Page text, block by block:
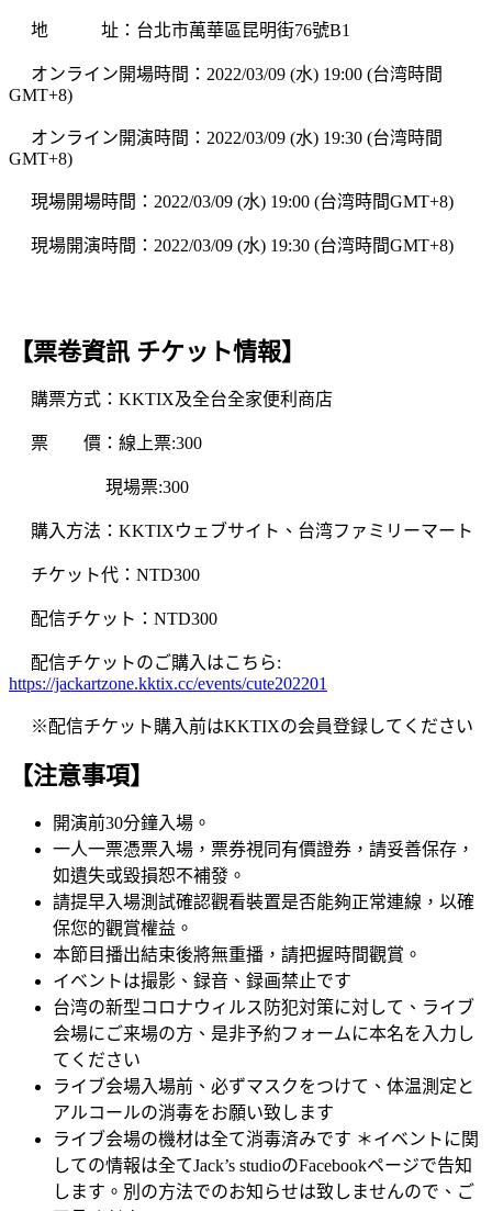
地 址：台北市萬華區昆明街76號B1
オンライン開場時間：2022/03/09 (水) 19:00 (台湾時間
GMT+8)
オンライン開演時間：2022/03/09 (水) 19:30 (台湾時間
GMT+8)
現場開場時間：2022/03/09 (水) 19:00 (台湾時間GMT+8)
現場開演時間：2022/03/09 (水) 19:30 (台湾時間GMT+8)
【票卷資訊 チケット情報】
購票方式：KKTIX及全台全家便利商店
票 價：線上票:300
現場票:300
購入方法：KKTIXウェブサイト、台湾ファミリーマート
チケット代：NTD300
配信チケット：NTD300
配信チケットのご購入はこちら:
https://jackartzone.kktix.cc/events/cute202201
※配信チケット購入前はKKTIXの会員登録してください
【注意事項】
開演前30分鐘入場。
一人一票憑票入場，票券視同有價證券，請妥善保存，
如遺失或毀損恕不補發。
請提早入場測試確認觀看裝置是否能夠正常連線，以確
保您的觀賞權益。
本節目播出結束後將無重播，請把握時間觀賞。
イベントは撮影、録音、録画禁止です
台湾の新型コロナウィルス防犯対策に対して、ライブ
会場にご来場の方、是非予約フォームに本名を入力し
てください
ライブ会場入場前、必ずマスクをつけて、体温測定と
アルコールの消毒をお願い致します
ライブ会場の機材は全て消毒済みです ＊イベントに関
しての情報は全てJack’s studioのFacebookページで告知
します。別の方法でのお知らせは致しませんので、ご